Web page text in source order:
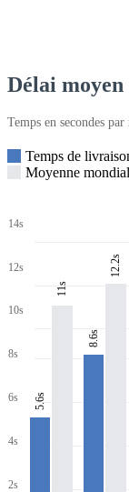
Délai
Temps en secondes
Temps de
Moyenne
14s
12s
10s
8s
6s
4s
2s
5.6s
11s
8.6s
12.2s